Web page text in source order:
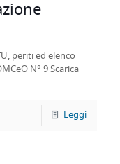
periti ed elenco
N° 9 Scarica
Leggi